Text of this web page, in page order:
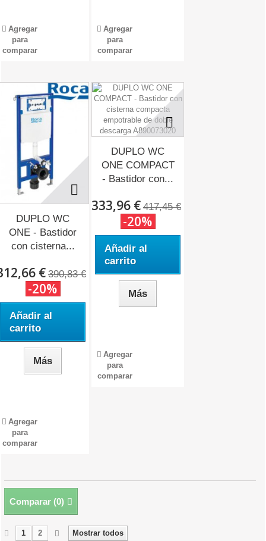
Agregar
para
comparar
Agregar
para
comparar
DUPLO WC
ONE - Bastidor
con cisterna...
€ 390,83 €
-20%
Añadir al
carrito
Más
Agregar
para
comparar
DUPLO WC
ONE COMPACT
- Bastidor con...
333,96 € 417,45 €
-20%
Añadir al
carrito
Más
Agregar
para
comparar
Comparar (0)
Mostrar todos
1 2